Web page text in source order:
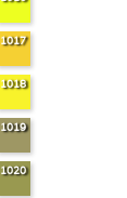
1017
1018
1019
1020